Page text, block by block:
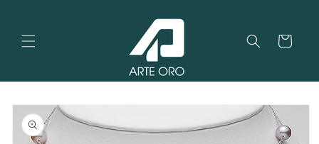
Carrello
informazioni
sul
prodotto